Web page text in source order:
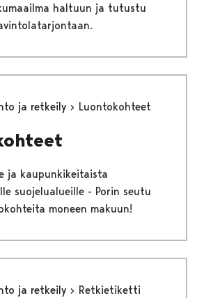
haltuun ja tutustu
ja retkeily Luontokohteet
ja kaupunkikeitaista
suojelualueille - Porin seutu
moneen makuun!
ja retkeily Retkietiketti